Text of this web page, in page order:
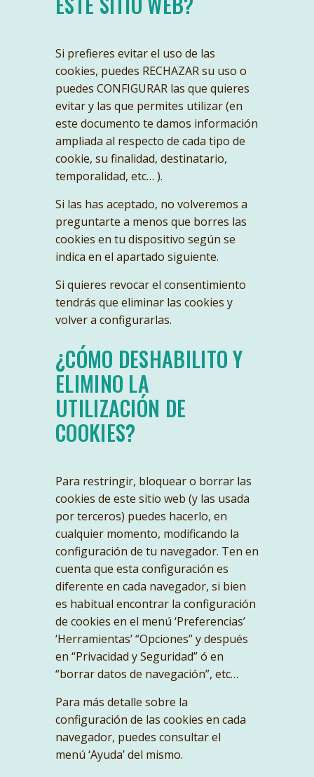
Si prefieres evitar el uso de las
cookies, puedes RECHAZAR su uso o
puedes CONFIGURAR las que quieres
evitar y las que permites utilizar (en
este documento te damos información
ampliada al respecto de cada tipo de
cookie, su finalidad, destinatario,
temporalidad, etc… ).
Si las has aceptado, no volveremos a
preguntarte a menos que borres las
cookies en tu dispositivo según se
indica en el apartado siguiente.
Si quieres revocar el consentimiento
tendrás que eliminar las cookies y
volver a configurarlas.
¿CÓMO DESHABILITO Y
ELIMINO LA
UTILIZACIÓN DE
COOKIES?
Para restringir, bloquear o borrar las
cookies de este sitio web (y las usada
por terceros) puedes hacerlo, en
cualquier momento, modificando la
configuración de tu navegador. Ten en
cuenta que esta configuración es
diferente en cada navegador, si bien
es habitual encontrar la configuración
de cookies en el menú ‘Preferencias’
‘Herramientas’ “Opciones” y después
en “Privacidad y Seguridad” ó en
“borrar datos de navegación”, etc…
Para más detalle sobre la
configuración de las cookies en cada
navegador, puedes consultar el
menú ‘Ayuda’ del mismo.